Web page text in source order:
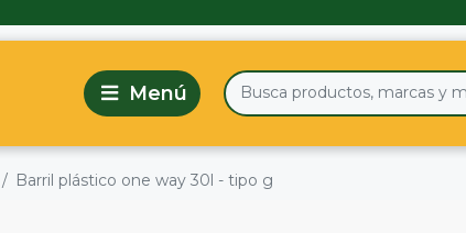
Barril plástico one way 30l - tipo g